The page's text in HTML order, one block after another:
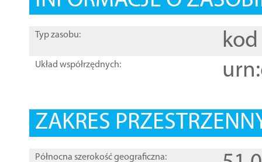
Typ zasobu: kod
Układ współrzędnych:
ZAKRES
Północna szerokość geograficzna: